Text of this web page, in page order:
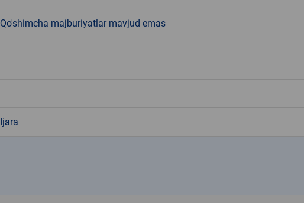
Qo'shimcha majburiyatlar mavjud emas
Ijara